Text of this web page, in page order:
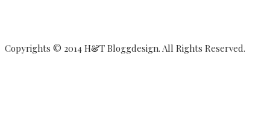
Copyrights © 2014 H&T Bloggdesign. All Rights Reserved.